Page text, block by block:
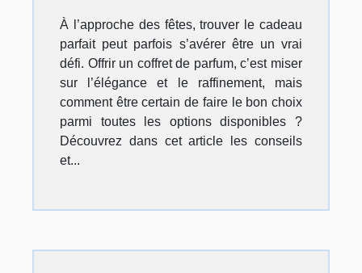
À l’approche des fêtes, trouver le cadeau
parfait peut parfois s’avérer être un vrai
défi. Offrir un coffret de parfum, c’est miser
sur l’élégance et le raffinement, mais
comment être certain de faire le bon choix
parmi toutes les options disponibles ?
Découvrez dans cet article les conseils
et...